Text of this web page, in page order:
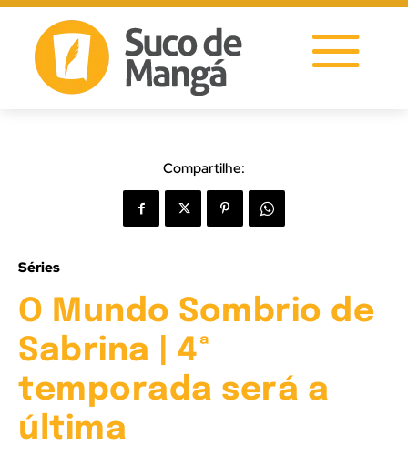
Compartilhe:
Séries
O Mundo Sombrio de
Sabrina | 4ª
temporada será a
última